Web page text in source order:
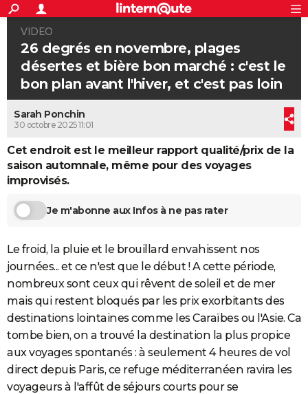
ACTUALITÉS
SPORT
Coupe du monde 2026
Football
Tennis
Cyclisme
Rugby
Forum
CULTURE
FINANCE
Retraite
Impôts
Epargne
Immobilier
Risques naturels par ville
Banque
Assurance
Crédit
AUTO
Essais
Réserver un essai
Citadines
Berlines
SUV
Forum auto
+
HIGH-TECH
Mobiles
Meilleur smartphone
Internet
Ordinateurs
Jeux vidéo
Guide high-tech
+
BRICOLAGE
Forum
Aménagement intérieur
Extérieur
Cuisine
Salle de bains
Jardinage
Rangement
WEEK-END
Art de vivre
Bien-être
Loisirs
Mode
Modes de vie
+SANTE
Alimentation
Guide de la santé
Maladies
Médicaments
Sommeil
VOYAGE
Destinations
City break
Voyage nature
Voyage de noces
Forum
Climat
+
PHOTO
GUIDES D'ACHAT
VIDEO
26 degrés en novembre, plages
désertes et bière bon marché : c'est le
bon plan avant l'hiver, et c'est pas loin
Sarah Ponchin
30 octobre 2025 11:01
Cet endroit est le meilleur rapport qualité/prix de la
saison automnale, même pour des voyages
improvisés.
Je m'abonne aux Infos à ne pas rater
Le froid, la pluie et le brouillard envahissent nos
journées... et ce n'est que le début ! A cette période,
nombreux sont ceux qui rêvent de soleil et de mer
mais qui restent bloqués par les prix exorbitants des
destinations lointaines comme les Caraïbes ou l'Asie. Ca
tombe bien, on a trouvé la destination la plus propice
aux voyages spontanés : à seulement 4 heures de vol
direct depuis Paris, ce refuge méditerranéen ravira les
voyageurs à l'affût de séjours courts pour se